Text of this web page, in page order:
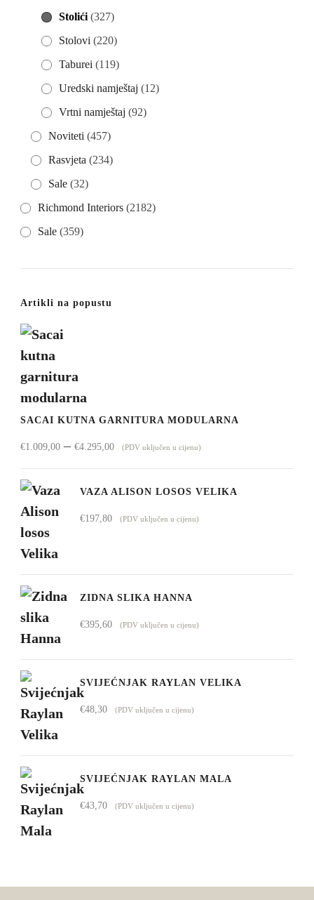
Stolići (327)
Stolovi (220)
Taburei (119)
Uredski namještaj (12)
Vrtni namještaj (92)
Noviteti (457)
Rasvjeta (234)
Sale (32)
Richmond Interiors (2182)
Sale (359)
Artikli na popustu
SACAI KUTNA GARNITURA MODULARNA
€1.009,00 – €4.295,00Raspon
cijena:
od
(PDV uključen u cijenu)
VAZA ALISON LOSOS VELIKA
€197,80 (PDV uključen u cijenu)
ZIDNA SLIKA HANNA
€395,60 (PDV uključen u cijenu)
SVIJEĆNJAK RAYLAN VELIKA
€48,30 (PDV uključen u cijenu)
SVIJEĆNJAK RAYLAN MALA
€43,70 (PDV uključen u cijenu)